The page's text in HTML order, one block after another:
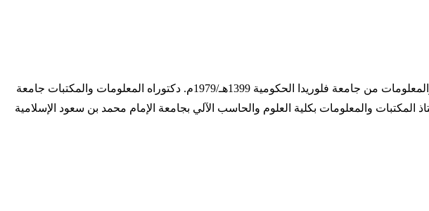
التاريخ الهجري 1372 - ... التاريخ الميلادي 1952 - ... ترجمة المؤلف معاصر، من مواليد القصيم، ماجستير المكتبات والمعلومات من جامعة فلوريدا الحكومية 1399هـ/1979م. دكتوراه المعلومات والمكتبات جامعة
السعودية سابقا، أستاذ المكتبات والمعلومات بكلية العلوم والحاسب الآلي بجامعة الإمام محمد بن سعود الإسلامية